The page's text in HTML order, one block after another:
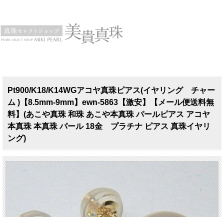
Pt900/K18/K14WGアコヤ真珠ピアス(イヤリング チャー
ム )【8.5mm-9mm】ewn-5863【激安】【メール便送料無
料】(あこや真珠 和珠 あこや本真珠 パールピアス アコヤ
本真珠 本真珠 パール 18金 プラチナ ピアス 真珠イヤリ
ング)